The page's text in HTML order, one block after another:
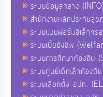
ระบบข้อมูลกลาง (INFO)
สำนักงานหลักประกันสุ
ระบบแบบฟอร์มอิเล็กท
ระบบเบี้ยยังชีพ
ระบบการศึกษาท้องถิ่น
ระบบศูนย์เด็กเล็กท้องถิ่
ระบบเลือกตั้ง อปท.